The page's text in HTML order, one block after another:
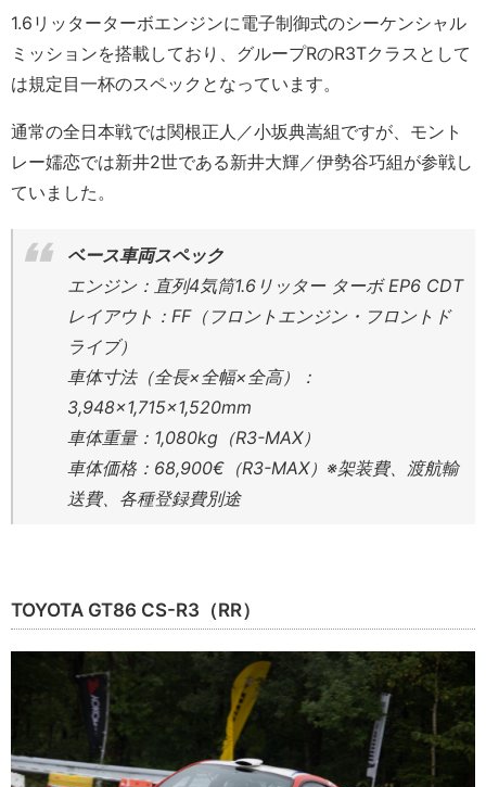
1.6リッターターボエンジンに電子制御式のシーケンシャル
ミッションを搭載しており、グループRのR3Tクラスとして
は規定目一杯のスペックとなっています。
通常の全日本戦では関根正人／小坂典嵩組ですが、モント
レー嬬恋では新井2世である新井大輝／伊勢谷巧組が参戦し
ていました。
ベース車両スペック
エンジン：直列4気筒1.6リッター ターボ EP6 CDT
レイアウト：FF（フロントエンジン・フロントド
ライブ）
車体寸法（全長×全幅×全高）：
3,948×1,715×1,520mm
車体重量：1,080kg（R3-MAX）
車体価格：68,900€（R3-MAX）※架装費、渡航輸
送費、各種登録費別途
TOYOTA GT86 CS-R3（RR）